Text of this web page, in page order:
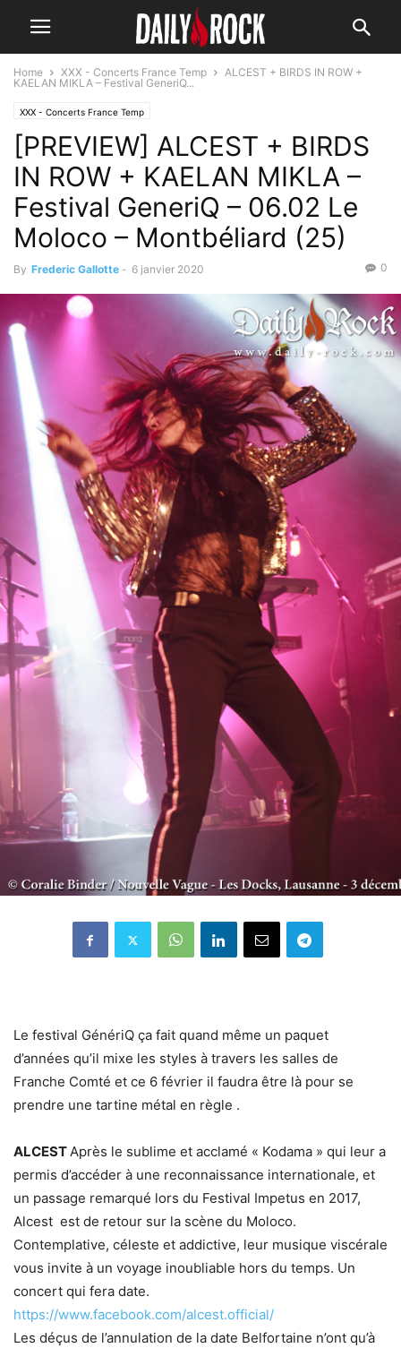
Home XXX - Concerts France Temp
ALCEST + BIRDS IN ROW +
KAELAN MIKLA – Festival GeneriQ...
XXX - Concerts France Temp
[PREVIEW] ALCEST + BIRDS
IN ROW + KAELAN MIKLA –
Festival GeneriQ – 06.02 Le
Moloco – Montbéliard (25)
By Frederic Gallotte - 6 janvier 2020 0
Le festival GénériQ ça fait quand même un paquet
d’années qu’il mixe les styles à travers les salles de
Franche Comté et ce 6 février il faudra être là pour se
prendre une tartine métal en règle .
ALCESTAprès le sublime et acclamé « Kodama » qui leur a
permis d’accéder à une reconnaissance internationale, et
un passage remarqué lors du Festival Impetus en 2017,
Alcest est de retour sur la scène du Moloco.
Contemplative, céleste et addictive, leur musique viscérale
vous invite à un voyage inoubliable hors du temps. Un
concert qui fera date.
https://www.facebook.com/alcest.official/
Les déçus de l’annulation de la date Belfortaine n’ont qu’à